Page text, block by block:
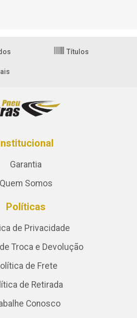
Títulos
Institucional
Garantia
Quem Somos
Políticas
de Privacidade
Troca e Devolução
de Frete
de Retirada
Conosco